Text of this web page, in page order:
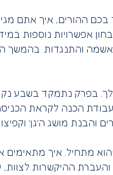
ההורים, איך אתם
אפשרויות נוספות
אשמה והתנגדות. בהמשך
בפרק נתמקד בשבע
הכנה לקראת
והבנת מושג ה’גן’
מתחיל. איך
ההיקשרות לצוות,